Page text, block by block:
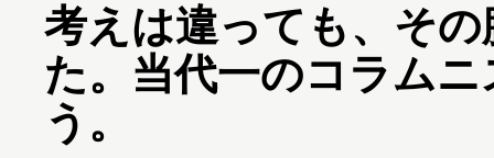
考えは違っても、そ
た。当代一のコラム
う。